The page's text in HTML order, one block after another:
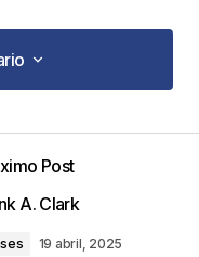
están
Post
A. Clark
19 abril, 2025